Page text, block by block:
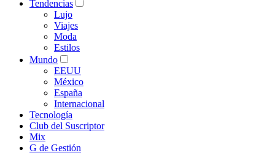
Tendencias
Lujo
Viajes
Moda
Estilos
Mundo
EEUU
México
España
Internacional
Tecnología
Club del Suscriptor
Mix
G de Gestión